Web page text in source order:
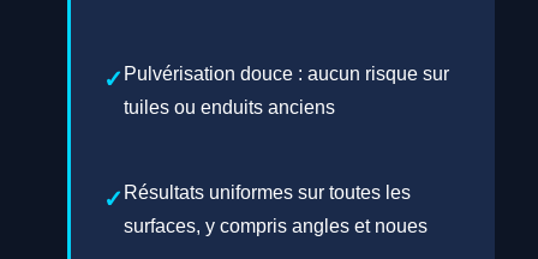
Pulvérisation douce : aucun risque sur
tuiles ou enduits anciens
Résultats uniformes sur toutes les
surfaces, y compris angles et noues